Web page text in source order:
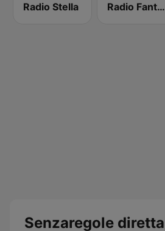
Radio Stella Radio Fantastica
Senzaregole diretta